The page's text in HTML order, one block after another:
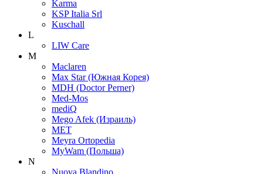
Karma
KSP Italia Srl
Kuschall
L
LIW Care
M
Maclaren
Max Star (Южная Корея)
MDH (Doctor Perner)
Med-Mos
mediQ
Mego Afek (Израиль)
MET
Meyra Ortopedia
MyWam (Польша)
N
Nuova Blandino